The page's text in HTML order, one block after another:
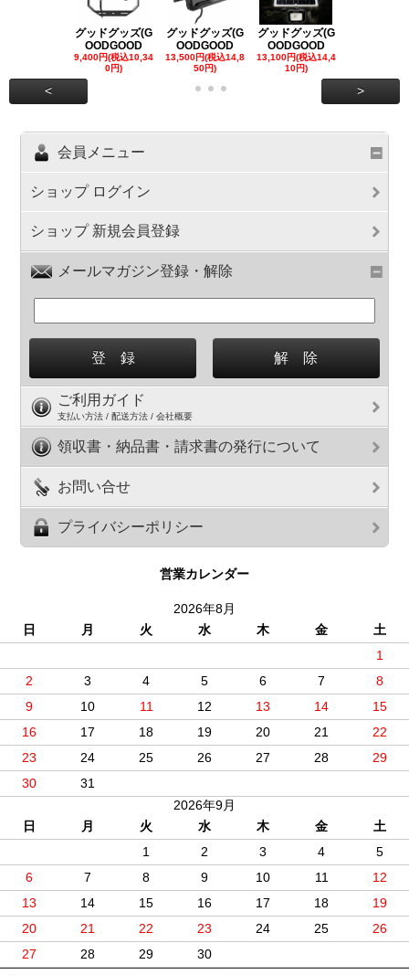
グッドグッズ(G
OODGOOD
9,400円(税込10,34
0円)
グッドグッズ(G
OODGOOD
13,500円(税込14,8
50円)
グッドグッズ(G
OODGOOD
13,100円(税込14,4
10円)
< >
会員メニュー
ショップ ログイン
ショップ 新規会員登録
メールマガジン登録・解除
ご利用ガイド
支払い方法 / 配送方法 / 会社概要
領収書・納品書・請求書の発行について
お問い合せ
プライバシーポリシー
営業カレンダー
2026年8月
日
月 火 水 木 金
土
1
2
3 4 5 6 7
8
9
10 11 12 13 14
15
16
17 18 19 20 21
22
23
24 25 26 27 28
29
30
31
2026年9月
日
月 火 水 木 金
土
1
2 3 4
5
6
7 8 9 10 11
12
13
14 15 16 17 18
19
20
21 22 23 24 25
26
27
28 29 30